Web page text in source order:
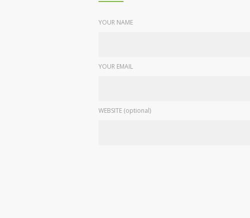
YOUR NAME
YOUR EMAIL
WEBSITE (optional)